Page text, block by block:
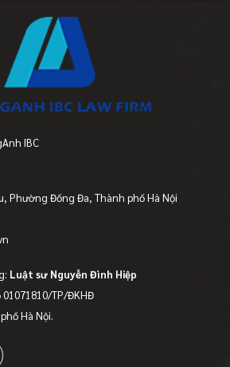
IBC
Phường Đống Đa, Thành phố Hà Nội
Luật sư Nguyễn Đình Hiệp
01071810/TP/ĐKHĐ
Hà Nội.